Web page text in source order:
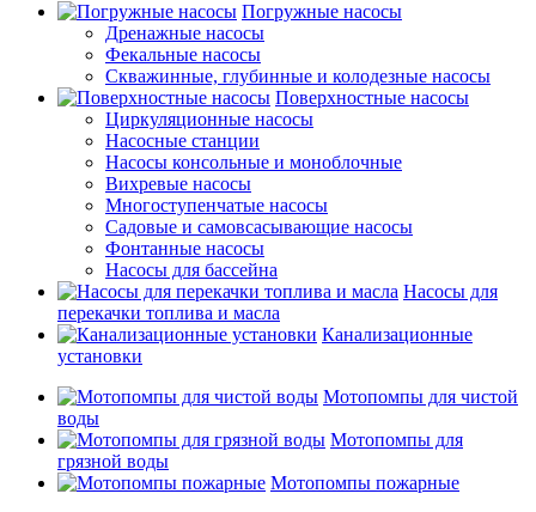
Погружные насосы
Дренажные насосы
Фекальные насосы
Скважинные, глубинные и колодезные насосы
Поверхностные насосы
Циркуляционные насосы
Насосные станции
Насосы консольные и моноблочные
Вихревые насосы
Многоступенчатые насосы
Садовые и самовсасывающие насосы
Фонтанные насосы
Насосы для бассейна
Насосы для
перекачки топлива и масла
Канализационные
установки
Мотопомпы для чистой
воды
Мотопомпы для
грязной воды
Мотопомпы пожарные